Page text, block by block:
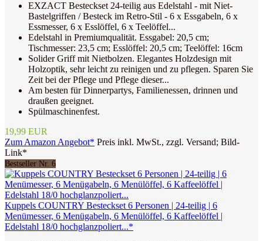
EXZACT Besteckset 24-teilig aus Edelstahl - mit Niet-
Bastelgriffen / Besteck im Retro-Stil - 6 x Essgabeln, 6 x
Essmesser, 6 x Esslöffel, 6 x Teelöffel...
Edelstahl in Premiumqualität. Essgabel: 20,5 cm;
Tischmesser: 23,5 cm; Esslöffel: 20,5 cm; Teelöffel: 16cm
Solider Griff mit Nietbolzen. Elegantes Holzdesign mit
Holzoptik, sehr leicht zu reinigen und zu pflegen. Sparen Sie
Zeit bei der Pflege und Pflege dieser...
Am besten für Dinnerpartys, Familienessen, drinnen und
draußen geeignet.
Spülmaschinenfest.
19,99 EUR
Zum Amazon Angebot* Preis inkl. MwSt., zzgl. Versand; Bild-
Link*
Bestseller Nr. 6
Kuppels COUNTRY Besteckset 6 Personen | 24-teilig | 6
Menümesser, 6 Menügabeln, 6 Menülöffel, 6 Kaffeelöffel |
Edelstahl 18/0 hochglanzpoliert...*